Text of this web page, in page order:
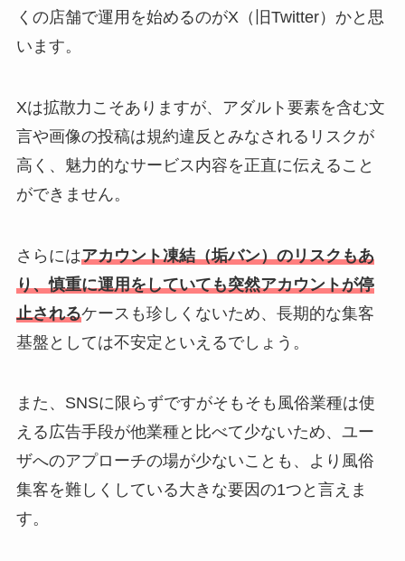
くの店舗で運用を始めるのがX（旧Twitter）かと思
います。
Xは拡散力こそありますが、アダルト要素を含む文
言や画像の投稿は規約違反とみなされるリスクが
高く、魅力的なサービス内容を正直に伝えること
ができません。
さらにはアカウント凍結（垢バン）のリスクもあ
り、慎重に運用をしていても突然アカウントが停
止されるケースも珍しくないため、長期的な集客
基盤としては不安定といえるでしょう。
また、SNSに限らずですがそもそも風俗業種は使
える広告手段が他業種と比べて少ないため、ユー
ザへのアプローチの場が少ないことも、より風俗
集客を難しくしている大きな要因の1つと言えま
す。